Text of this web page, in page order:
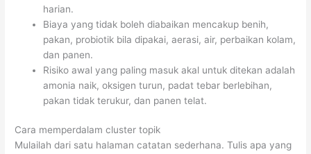
harian.
Biaya yang tidak boleh diabaikan mencakup benih,
pakan, probiotik bila dipakai, aerasi, air, perbaikan kolam,
dan panen.
Risiko awal yang paling masuk akal untuk ditekan adalah
amonia naik, oksigen turun, padat tebar berlebihan,
pakan tidak terukur, dan panen telat.
Cara memperdalam cluster topik
Mulailah dari satu halaman catatan sederhana. Tulis apa yang